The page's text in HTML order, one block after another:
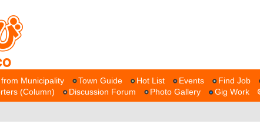
Municipality Town Guide Hot List Events Find Job
(Column) Discussion Forum Photo Gallery Gig Work